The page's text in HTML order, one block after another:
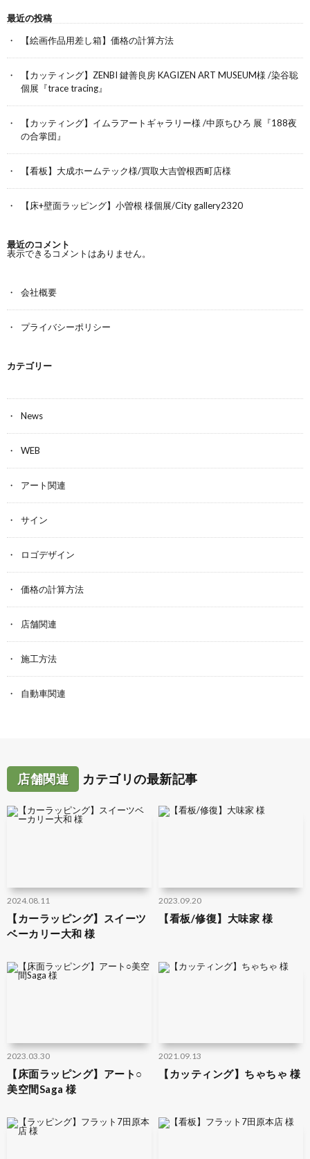
最近の投稿
【絵画作品用差し箱】価格の計算方法
【カッティング】ZENBI 鍵善良房 KAGIZEN ART MUSEUM様 /染谷聡
個展『trace tracing』
【カッティング】イムラアートギャラリー様 /中原ちひろ 展『188夜
の合掌団』
【看板】大成ホームテック様/買取大吉曽根西町店様
【床+壁面ラッピング】小曽根 様個展/City gallery2320
最近のコメント
表示できるコメントはありません。
会社概要
プライバシーポリシー
カテゴリー
News
WEB
アート関連
サイン
ロゴデザイン
価格の計算方法
店舗関連
施工方法
自動車関連
店舗関連 カテゴリの最新記事
2024.08.11
【カーラッピング】スイーツ
ベーカリー大和 様
2023.09.20
【看板/修復】大味家 様
2023.03.30
【床面ラッピング】アート○
美空間Saga 様
2021.09.13
【カッティング】ちゃちゃ 様